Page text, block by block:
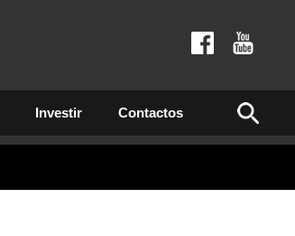
Investir Contactos